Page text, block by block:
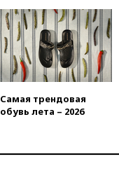
Самая трендовая
обувь лета – 2026